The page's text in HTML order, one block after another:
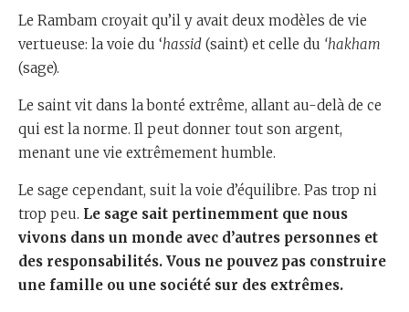
Le Rambam croyait qu’il y avait deux modèles de vie
vertueuse: la voie du ‘hassid (saint) et celle du ‘hakham
(sage).
Le saint vit dans la bonté extrême, allant au-delà de ce
qui est la norme. Il peut donner tout son argent,
menant une vie extrêmement humble.
Le sage cependant, suit la voie d’équilibre. Pas trop ni
trop peu. Le sage sait pertinemment que nous
vivons dans un monde avec d’autres personnes et
des responsabilités. Vous ne pouvez pas construire
une famille ou une société sur des extrêmes.